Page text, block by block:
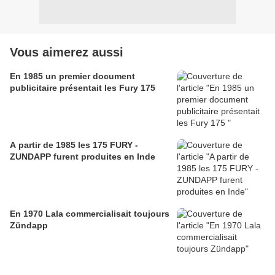
Vous aimerez aussi
En 1985 un premier document
publicitaire présentait les Fury 175
A partir de 1985 les 175 FURY -
ZUNDAPP furent produites en Inde
En 1970 Lala commercialisait toujours
Zündapp